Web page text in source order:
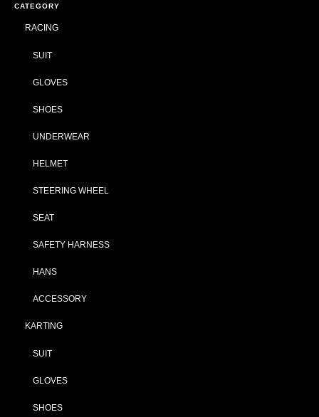
CATEGORY
RACING
SUIT
GLOVES
SHOES
UNDERWEAR
HELMET
STEERING WHEEL
SEAT
SAFETY HARNESS
HANS
ACCESSORY
KARTING
SUIT
GLOVES
SHOES